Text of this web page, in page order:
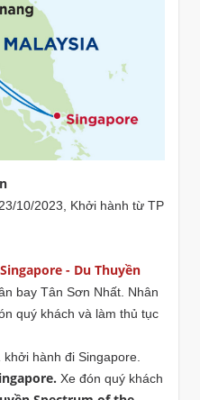
10/2023, Khởi hành từ TP
- Du Thuyền
bay Tân Sơn Nhất. Nhân
quý khách và làm thủ tục
hành đi Singapore.
Xe đón quý khách